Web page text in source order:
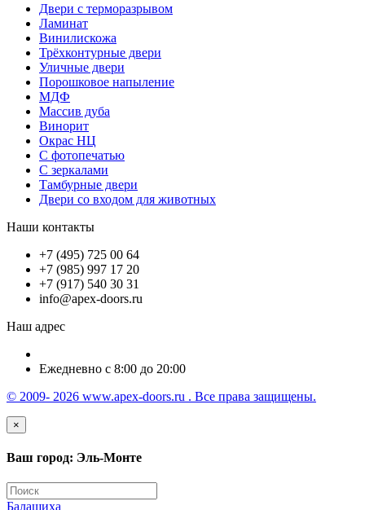
Двери с терморазрывом
Ламинат
Винилискожа
Трёхконтурные двери
Уличные двери
Порошковое напыление
МДФ
Массив дуба
Винорит
Окрас НЦ
С фотопечатью
С зеркалами
Тамбурные двери
Двери со входом для животных
Наши контакты
+7 (495) 725 00 64
+7 (985) 997 17 20
+7 (917) 540 30 31
info@apex-doors.ru
Наш адрес
Ежедневно с 8:00 до 20:00
© 2009- 2026 www.apex-doors.ru . Все права защищены.
×
Ваш город: Эль-Монте
Балашиха